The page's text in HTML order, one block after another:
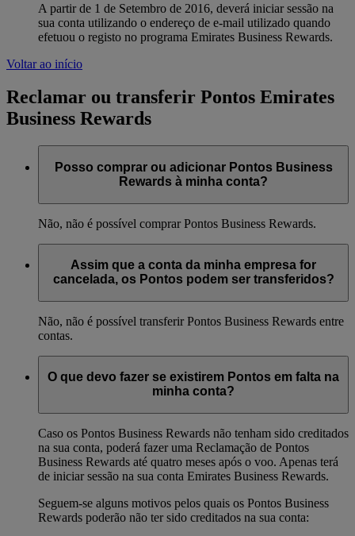
A partir de 1 de Setembro de 2016, deverá iniciar sessão na
sua conta utilizando o endereço de e-mail utilizado quando
efetuou o registo no programa Emirates Business Rewards.
Voltar ao início
Reclamar ou transferir Pontos Emirates
Business Rewards
Posso comprar ou adicionar Pontos Business
Rewards à minha conta?
Não, não é possível comprar Pontos Business Rewards.
Assim que a conta da minha empresa for
cancelada, os Pontos podem ser transferidos?
Não, não é possível transferir Pontos Business Rewards entre
contas.
O que devo fazer se existirem Pontos em falta na
minha conta?
Caso os Pontos Business Rewards não tenham sido creditados
na sua conta, poderá fazer uma Reclamação de Pontos
Business Rewards até quatro meses após o voo. Apenas terá
de iniciar sessão na sua conta Emirates Business Rewards.
Seguem-se alguns motivos pelos quais os Pontos Business
Rewards poderão não ter sido creditados na sua conta: